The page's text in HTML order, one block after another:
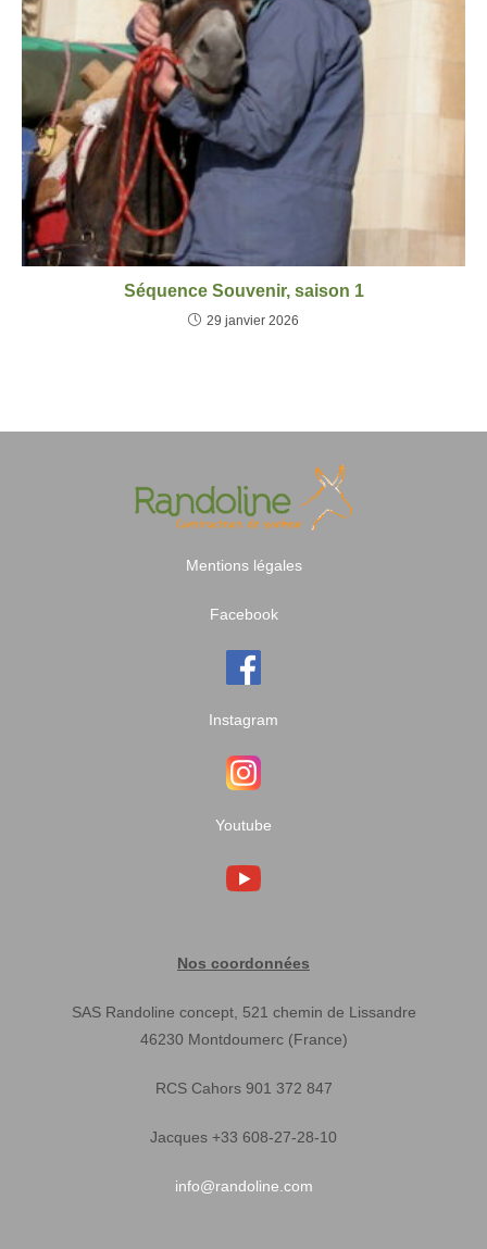
Séquence Souvenir, saison 1
29 janvier 2026
Mentions légales
Facebook
Instagram
Youtube
Nos coordonnées
SAS Randoline concept, 521 chemin de Lissandre
46230 Montdoumerc (France)
RCS Cahors 901 372 847
Jacques +33 608-27-28-10
info@randoline.com